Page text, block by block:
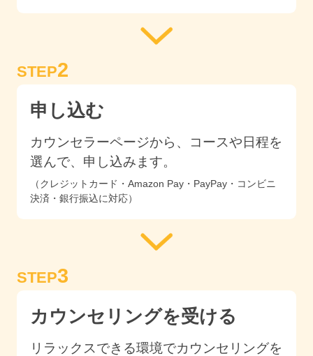
STEP2
申し込む
カウンセラーページから、コースや日程を
選んで、申し込みます。
（クレジットカード・Amazon Pay・PayPay・コンビニ
決済・銀行振込に対応）
STEP3
カウンセリングを受ける
リラックスできる環境でカウンセリングを